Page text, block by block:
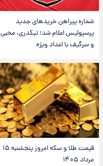
شماره پیراهن خریدهای جدید
پرسپولیس اعلام شد؛ تیکدری، محبی
و سرگیف با اعداد ویژه
قیمت طلا و سکه امروز پنجشنبه ۱۵
مرداد ۱۴۰۵